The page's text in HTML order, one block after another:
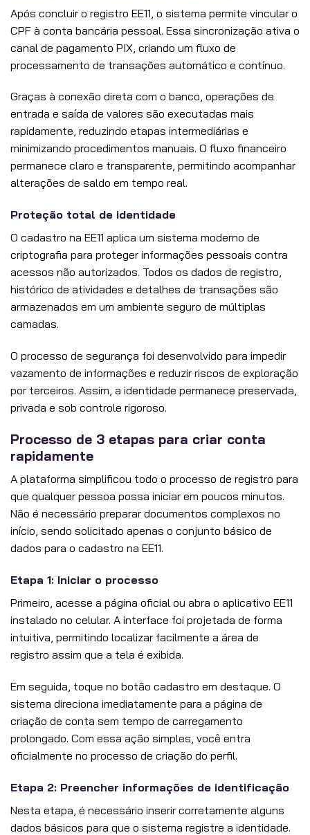
Após concluir o registro EE11, o sistema permite vincular o
CPF à conta bancária pessoal. Essa sincronização ativa o
canal de pagamento PIX, criando um fluxo de
processamento de transações automático e contínuo.
Graças à conexão direta com o banco, operações de
entrada e saída de valores são executadas mais
rapidamente, reduzindo etapas intermediárias e
minimizando procedimentos manuais. O fluxo financeiro
permanece claro e transparente, permitindo acompanhar
alterações de saldo em tempo real.
Proteção total de identidade
O cadastro na EE11 aplica um sistema moderno de
criptografia para proteger informações pessoais contra
acessos não autorizados. Todos os dados de registro,
histórico de atividades e detalhes de transações são
armazenados em um ambiente seguro de múltiplas
camadas.
O processo de segurança foi desenvolvido para impedir
vazamento de informações e reduzir riscos de exploração
por terceiros. Assim, a identidade permanece preservada,
privada e sob controle rigoroso.
Processo de 3 etapas para criar conta
rapidamente
A plataforma simplificou todo o processo de registro para
que qualquer pessoa possa iniciar em poucos minutos.
Não é necessário preparar documentos complexos no
início, sendo solicitado apenas o conjunto básico de
dados para o cadastro na EE11.
Etapa 1: Iniciar o processo
Primeiro, acesse a página oficial ou abra o aplicativo EE11
instalado no celular. A interface foi projetada de forma
intuitiva, permitindo localizar facilmente a área de
registro assim que a tela é exibida.
Em seguida, toque no botão cadastro em destaque. O
sistema direciona imediatamente para a página de
criação de conta sem tempo de carregamento
prolongado. Com essa ação simples, você entra
oficialmente no processo de criação do perfil.
Etapa 2: Preencher informações de identificação
Nesta etapa, é necessário inserir corretamente alguns
dados básicos para que o sistema registre a identidade.